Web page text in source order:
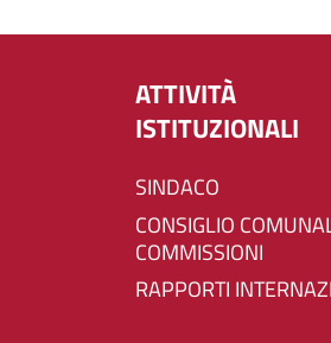
ATTIVITÀ
ISTITUZIONALI
SINDACO
CONSIGLIO COMUNALE E
COMMISSIONI
RAPPORTI